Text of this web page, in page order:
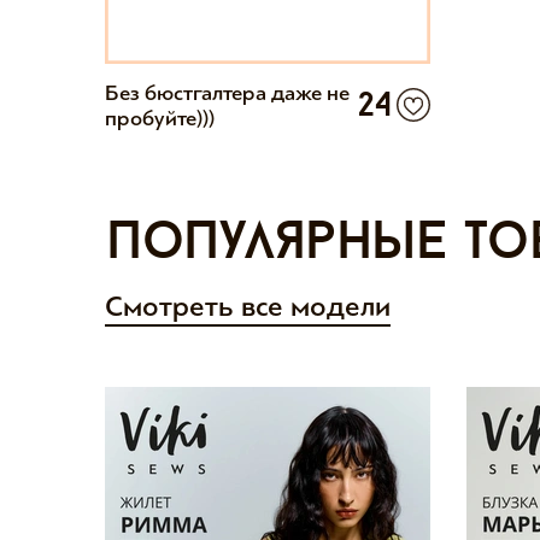
Без бюстгалтера даже не
пробуйте)))
24
Популярные
Смотреть все модели